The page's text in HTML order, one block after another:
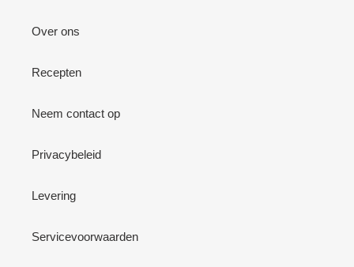
Over ons
Recepten
Neem contact op
Privacybeleid
Levering
Servicevoorwaarden